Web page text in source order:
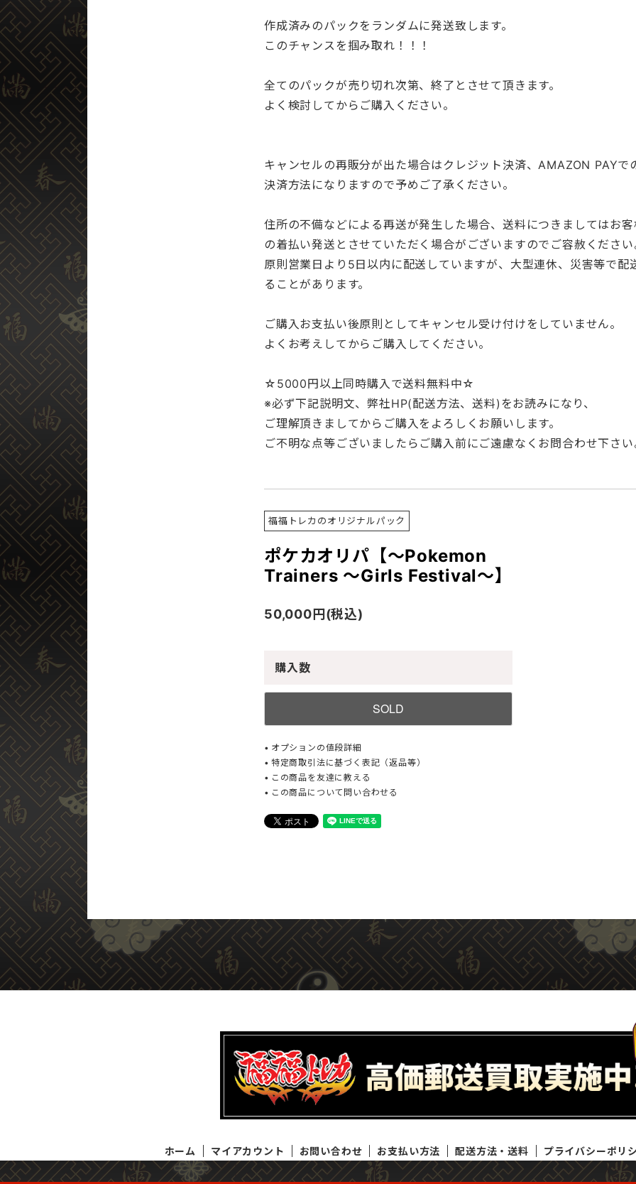
作成済みのパックをランダムに発送致します。
このチャンスを掴み取れ！！！
全てのパックが売り切れ次第、終了とさせて頂きます。
よく検討してからご購入ください。
キャンセルの再販分が出た場合はクレジット決済、AMAZON PAYで
決済方法になりますので予めご了承ください。
住所の不備などによる再送が発生した場合、送料につきましてはお
の着払い発送とさせていただく場合がございますのでご容赦くださ
原則営業日より5日以内に配送していますが、大型連休、災害等で配
ることがあります。
ご購入お支払い後原則としてキャンセル受け付けをしていません。
よくお考えしてからご購入してください。
☆5000円以上同時購入で送料無料中☆
※必ず下記説明文、弊社HP(配送方法、送料)をお読みになり、
ご理解頂きましてからご購入をよろしくお願いします。
ご不明な点等ございましたらご購入前にご遠慮なくお問合わせ下さ
福福トレカのオリジナルパック
ポケカオリパ【～Pokemon
Trainers ～Girls Festival～】
50,000円(税込)
購入数
オプションの値段詳細
特定商取引法に基づく表記（返品等）
この商品を友達に教える
この商品について問い合わせる
ホーム マイアカウント お問い合わせ お支払い方法 配送方法・送料 プライバシーポリ